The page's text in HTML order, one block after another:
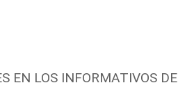
EN LOS INFORMATIVOS DE